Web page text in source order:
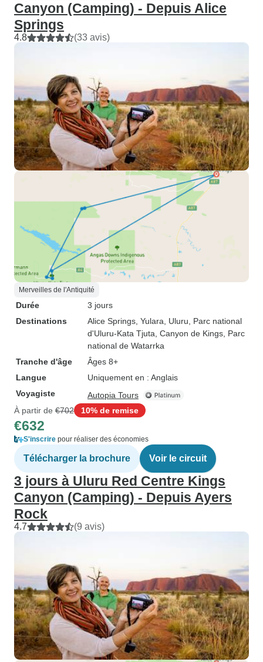
Canyon (Camping) - Depuis Alice
Springs
4.8 (33 avis)
Merveilles de l'Antiquité
Durée
3 jours
Destinations
Alice Springs , Yulara , Uluru , Parc national
d'Uluru-Kata Tjuta , Canyon de Kings , Parc
national de Watarrka
Tranche d'âge
Âges 8+
Langue
Uniquement en : Anglais
Voyagiste
Autopia Tours
À partir de €702 10% de remise
€632
S'inscrire pour réaliser des économies
Télécharger la brochure Voir le circuit
3 jours à Uluru Red Centre Kings
Canyon (Camping) - Depuis Ayers
Rock
4.7 (9 avis)